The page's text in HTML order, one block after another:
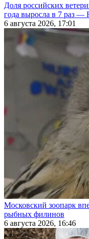
Доля российских
года выросла в 7 раз —
6 августа 2026, 17:01
Московский зоопарк
рыбных филинов
6 августа 2026, 16:46